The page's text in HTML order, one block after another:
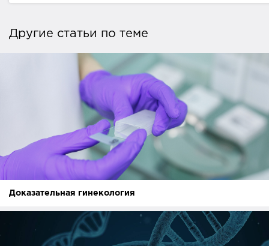
Другие статьи по теме
Доказательная гинекология